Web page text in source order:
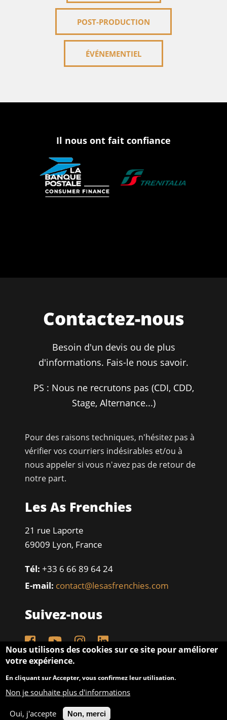
POST-PRODUCTION
ÉVÉNEMENTIEL
Il nous ont fait confiance
Contactez-nous
Besoin d'un devis ou de plus
d'informations. Fais-le nous savoir.
PS : Nous ne recrutons pas (CDI, CDD,
Stage, Alternance...)
Pour des raisons techniques, n'hésitez pas à
vérifier vos courriers indésirables et/ou à
nous appeler si vous n'avez pas de retour de
notre part.
Les As Frenchies
21 rue Laporte
69009 Lyon, France
Tél: +33 6 66 89 64 24
E-mail: contact@lesasfrenchies.com
Suivez-nous
© Copyright 2026 - Les As Frenchies - Dev & Design
byJ.T
Nous utilisons des cookies sur ce site pour améliorer
votre expérience.
En cliquant sur Accepter, vous confirmez leur utilisation.
Non je souhaite plus d'informations
Oui, j'accepte Non, merci